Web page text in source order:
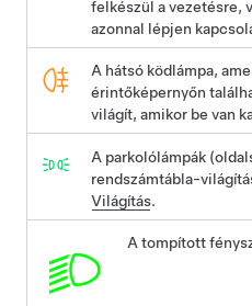
felkészül a vezetésre,
azonnal lépjen
A hátsó ködlámpa,
érintőképernyőn
világít, amikor be van
A parkolólámpák
rendszámtábla-
Világítás.
A tompított